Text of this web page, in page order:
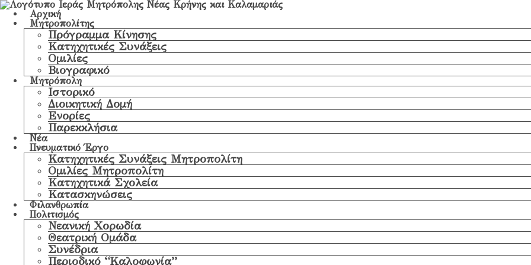
Αρχική
Μητροπολίτης
Πρόγραμμα Κίνησης
Κατηχητικές Συνάξεις
Ομιλίες
Βιογραφικό
Μητρόπολη
Ιστορικό
Διοικητική Δομή
Ενορίες
Παρεκκλήσια
Νέα
Πνευματικό Έργο
Κατηχητικές Συνάξεις Μητροπολίτη
Ομιλίες Μητροπολίτη
Κατηχητικά Σχολεία
Κατασκηνώσεις
Φιλανθρωπία
Πολιτισμός
Νεανική Χορωδία
Θεατρική Ομάδα
Συνέδρια
Περιοδικό “Καλοφωνία”